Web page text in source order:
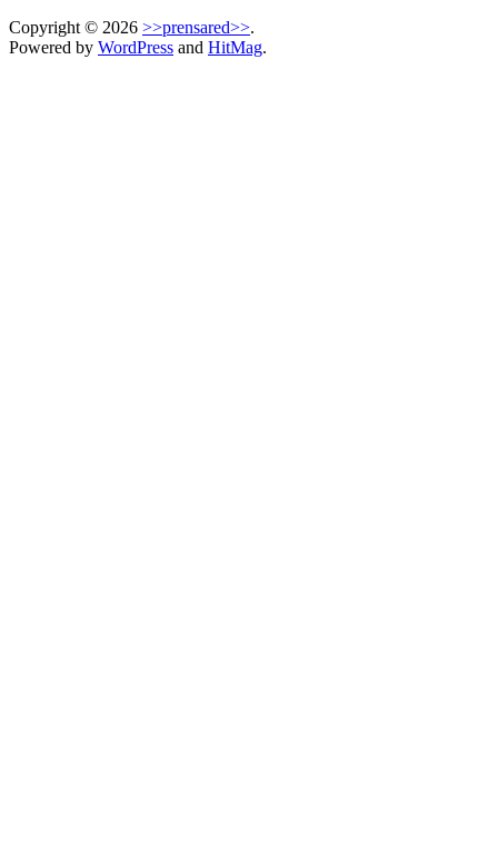
Copyright © 2026 >>prensared>>.
Powered by WordPress and HitMag.